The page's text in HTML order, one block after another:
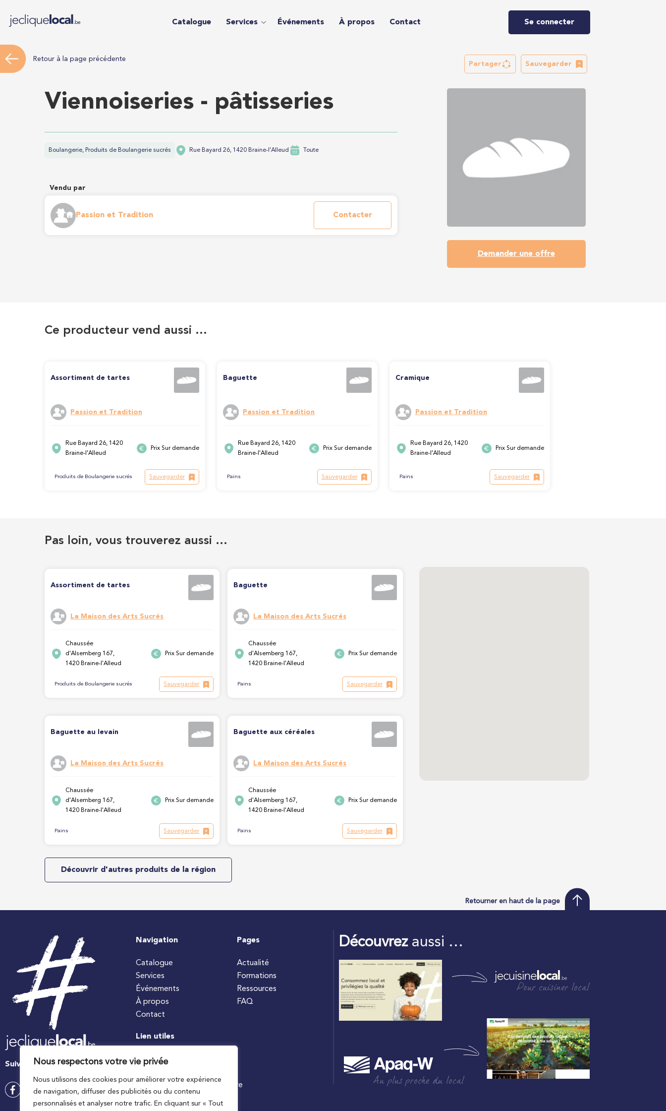
Nous respectons votre vie privée
Nous utilisons des cookies pour améliorer votre expérience
de navigation, diffuser des publicités ou du contenu
personnalisés et analyser notre trafic. En cliquant sur « Tout
Catalogue Services Événements À propos Contact Se connecter
Retour à la page précédente
Partager Sauvegarder
Viennoiseries - pâtisseries
Boulangerie, Produits de Boulangerie sucrés Rue Bayard 26, 1420 Braine-l'Alleud Toute
Vendu par
Passion et Tradition Contacter
Demander une offre
Ce producteur vend aussi …
Assortiment de tartes
Passion et Tradition
Rue Bayard 26, 1420
Braine-l'Alleud
Prix Sur demande
Produits de Boulangerie sucrés Sauvegarder
Baguette
Passion et Tradition
Rue Bayard 26, 1420
Braine-l'Alleud
Prix Sur demande
Pains Sauvegarder
Cramique
Passion et Tradition
Rue Bayard 26, 1420
Braine-l'Alleud
Prix Sur demande
Pains Sauvegarder
Pas loin, vous trouverez aussi …
Assortiment de tartes
La Maison des Arts Sucrés
Chaussée
d'Alsemberg 167,
1420 Braine-l'Alleud
Prix Sur demande
Produits de Boulangerie sucrés Sauvegarder
Baguette
La Maison des Arts Sucrés
Chaussée
d'Alsemberg 167,
1420 Braine-l'Alleud
Prix Sur demande
Pains Sauvegarder
Baguette au levain
La Maison des Arts Sucrés
Chaussée
d'Alsemberg 167,
1420 Braine-l'Alleud
Prix Sur demande
Pains Sauvegarder
Baguette aux céréales
La Maison des Arts Sucrés
Chaussée
d'Alsemberg 167,
1420 Braine-l'Alleud
Prix Sur demande
Pains Sauvegarder
Découvrir d'autres produits de la région
Retourner en haut de la page
Suivez-nous
Navigation
Catalogue
Services
Événements
À propos
Contact
Pages
Actualité
Formations
Ressources
FAQ
Lien utiles
#jecuisinelocal
Ministre wallon de l’agriculture
Découvrezaussi …
Pour cuisiner local
Au plus proche du local